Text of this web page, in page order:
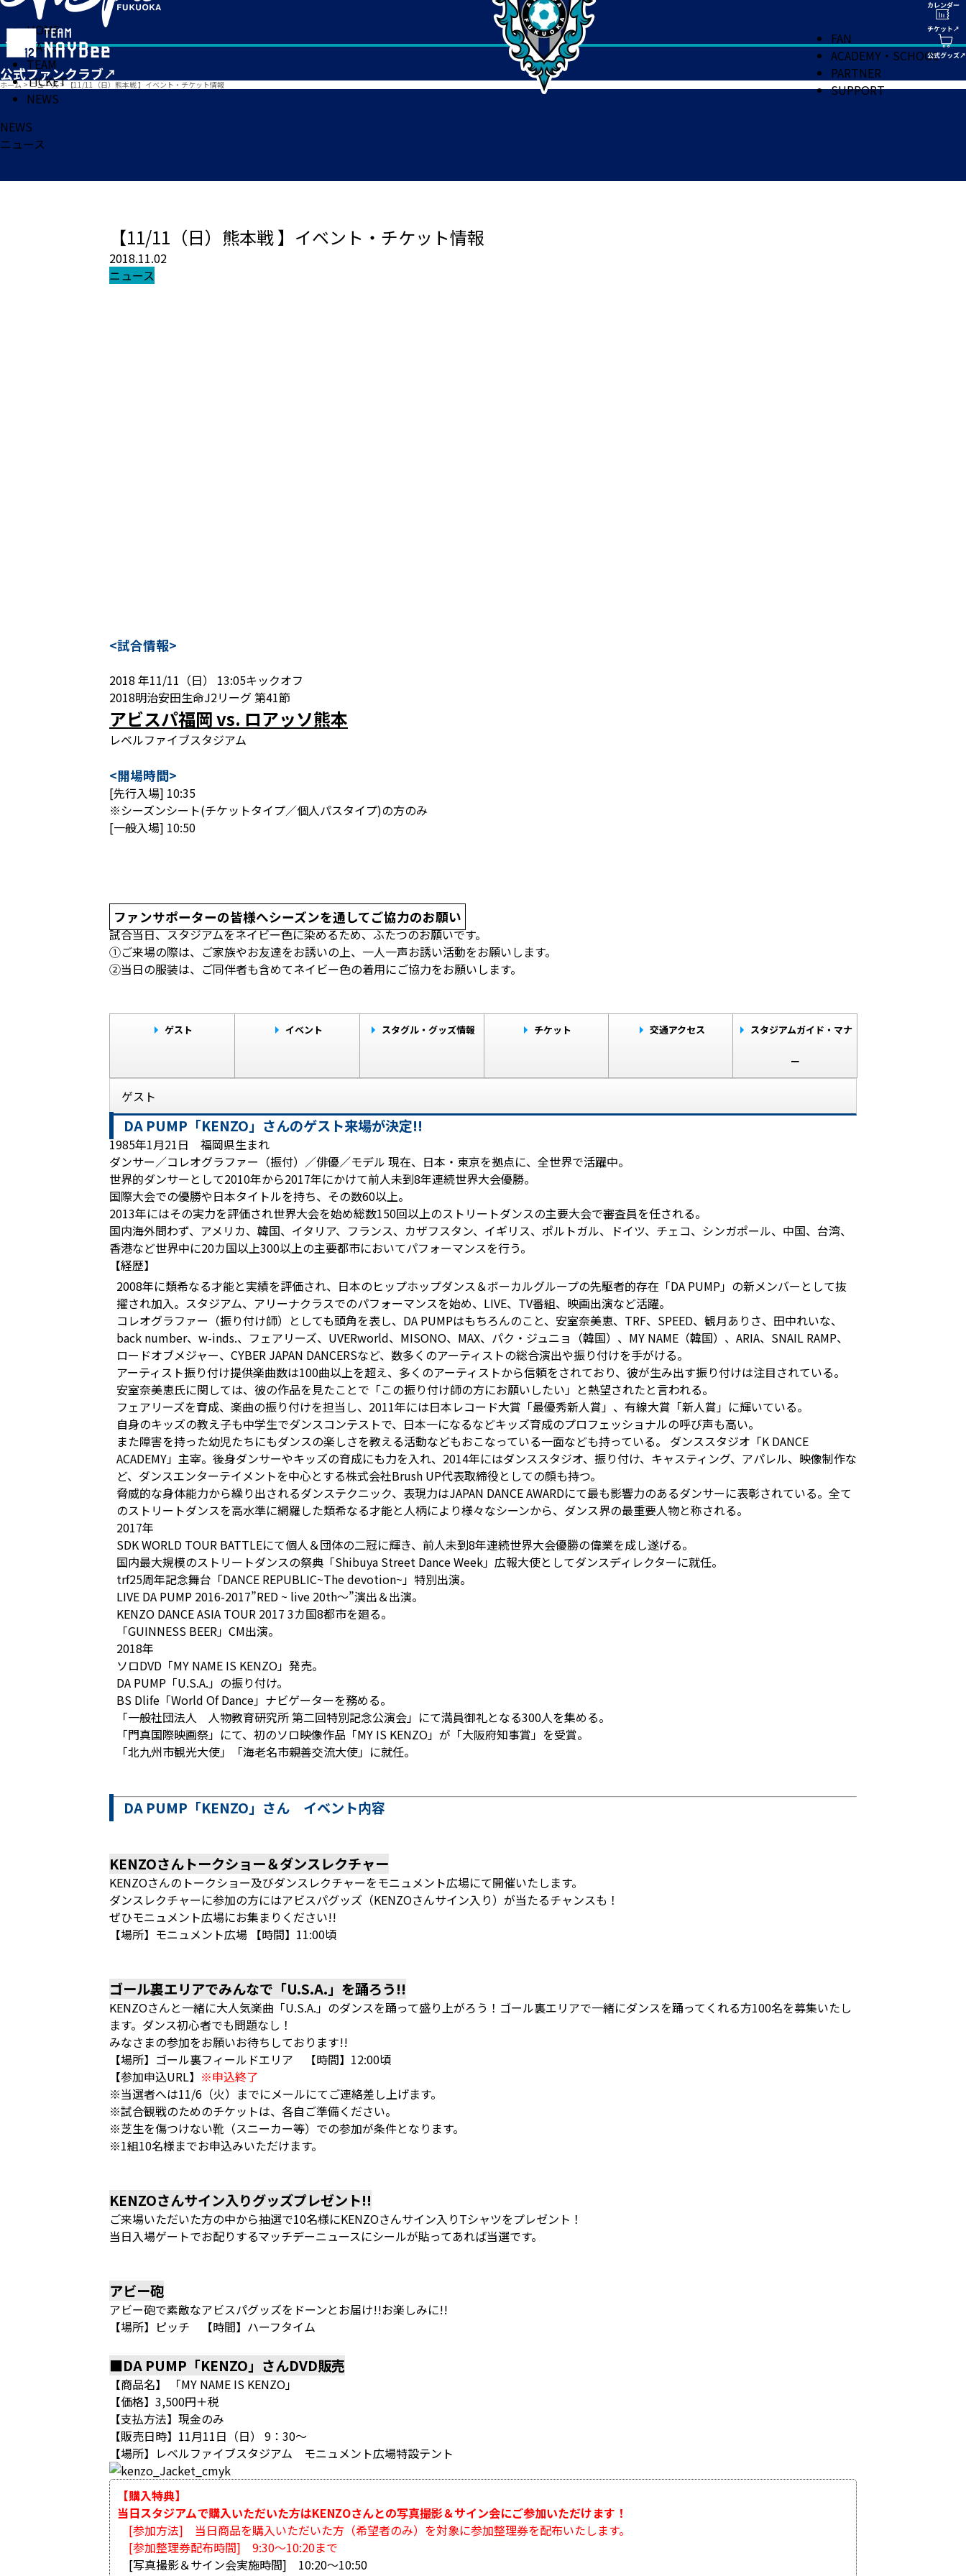
HOME
MATCH
TEAM
TICKET
NEWS
FAN
ACADEMY・SCHOOL
PARTNER
SUPPORT
ホーム > ニュース> 【11/11（日）熊本戦 】イベント・チケット情報
NEWS
ニュース
【11/11（日）熊本戦 】イベント・チケット情報
2018.11.02
ニュース
<試合情報>
2018 年11/11（日） 13:05キックオフ
2018明治安田生命J2リーグ 第41節
アビスパ福岡 vs. ロアッソ熊本
レベルファイブスタジアム
<開場時間>
[先行入場] 10:35
※シーズンシート(チケットタイプ／個人パスタイプ)の方のみ
[一般入場] 10:50
ファンサポーターの皆様へシーズンを通してご協力のお願い
試合当日、スタジアムをネイビー色に染めるため、ふたつのお願いです。
①ご来場の際は、ご家族やお友達をお誘いの上、一人一声お誘い活動をお願いします。
②当日の服装は、ご同伴者も含めてネイビー色の着用にご協力をお願いします。
ゲスト イベント スタグル・グッズ情報 チケット 交通アクセス スタジアムガイド・マナ
ー
ゲスト
DA PUMP「KENZO」さんのゲスト来場が決定!!
1985年1月21日 福岡県生まれ
ダンサー／コレオグラファー（振付）／俳優／モデル 現在、日本・東京を拠点に、全世界で活躍中。
世界的ダンサーとして2010年から2017年にかけて前人未到8年連続世界大会優勝。
国際大会での優勝や日本タイトルを持ち、その数60以上。
2013年にはその実力を評価され世界大会を始め総数150回以上のストリートダンスの主要大会で審査員を任される。
国内海外問わず、アメリカ、韓国、イタリア、フランス、カザフスタン、イギリス、ポルトガル、ドイツ、チェコ、シンガポール、中国、台湾、
香港など世界中に20カ国以上300以上の主要都市においてパフォーマンスを行う。
【経歴】
2008年に類希なる才能と実績を評価され、日本のヒップホップダンス＆ボーカルグループの先駆者的存在「DA PUMP」の新メンバーとして抜
擢され加入。スタジアム、アリーナクラスでのパフォーマンスを始め、LIVE、TV番組、映画出演など活躍。
コレオグラファー（振り付け師）としても頭角を表し、DA PUMPはもちろんのこと、安室奈美恵、TRF、SPEED、観月ありさ、田中れいな、
back number、w-inds.、フェアリーズ、UVERworld、MISONO、MAX、パク・ジュニョ（韓国）、MY NAME（韓国）、ARIA、SNAIL RAMP、
ロードオブメジャー、CYBER JAPAN DANCERSなど、数多くのアーティストの総合演出や振り付けを手がける。
アーティスト振り付け提供楽曲数は100曲以上を超え、多くのアーティストから信頼をされており、彼が生み出す振り付けは注目されている。
安室奈美恵氏に関しては、彼の作品を見たことで「この振り付け師の方にお願いしたい」と熱望されたと言われる。
フェアリーズを育成、楽曲の振り付けを担当し、2011年には日本レコード大賞「最優秀新人賞」、有線大賞「新人賞」に輝いている。
自身のキッズの教え子も中学生でダンスコンテストで、日本一になるなどキッズ育成のプロフェッショナルの呼び声も高い。
また障害を持った幼児たちにもダンスの楽しさを教える活動などもおこなっている一面なども持っている。 ダンススタジオ「K DANCE
ACADEMY」主宰。後身ダンサーやキッズの育成にも力を入れ、2014年にはダンススタジオ、振り付け、キャスティング、アパレル、映像制作な
ど、ダンスエンターテイメントを中心とする株式会社Brush UP代表取締役としての顔も持つ。
脅威的な身体能力から繰り出されるダンステクニック、表現力はJAPAN DANCE AWARDにて最も影響力のあるダンサーに表彰されている。全て
のストリートダンスを高水準に網羅した類希なる才能と人柄により様々なシーンから、ダンス界の最重要人物と称される。
2017年
SDK WORLD TOUR BATTLEにて個人＆団体の二冠に輝き、前人未到8年連続世界大会優勝の偉業を成し遂げる。
国内最大規模のストリートダンスの祭典「Shibuya Street Dance Week」広報大使としてダンスディレクターに就任。
trf25周年記念舞台「DANCE REPUBLIC~The devotion~」特別出演。
LIVE DA PUMP 2016-2017”RED ~ live 20th〜”演出＆出演。
KENZO DANCE ASIA TOUR 2017 3カ国8都市を廻る。
「GUINNESS BEER」CM出演。
2018年
ソロDVD「MY NAME IS KENZO」発売。
DA PUMP「U.S.A.」の振り付け。
BS Dlife「World Of Dance」ナビゲーターを務める。
「一般社団法人 人物教育研究所 第二回特別記念公演会」にて満員御礼となる300人を集める。
「門真国際映画祭」にて、初のソロ映像作品「MY IS KENZO」が「大阪府知事賞」を受賞。
「北九州市観光大使」「海老名市親善交流大使」に就任。
DA PUMP「KENZO」さん イベント内容
KENZOさんトークショー＆ダンスレクチャー
KENZOさんのトークショー及びダンスレクチャーをモニュメント広場にて開催いたします。
ダンスレクチャーに参加の方にはアビスパグッズ（KENZOさんサイン入り）が当たるチャンスも！
ぜひモニュメント広場にお集まりください!!
【場所】モニュメント広場 【時間】11:00頃
ゴール裏エリアでみんなで「U.S.A.」を踊ろう!!
KENZOさんと一緒に大人気楽曲「U.S.A.」のダンスを踊って盛り上がろう！ゴール裏エリアで一緒にダンスを踊ってくれる方100名を募集いたし
ます。ダンス初心者でも問題なし！
みなさまの参加をお願いお待ちしております!!
【場所】ゴール裏フィールドエリア 【時間】12:00頃
【参加申込URL】 ※申込終了
※当選者へは11/6（火）までにメールにてご連絡差し上げます。
※試合観戦のためのチケットは、各自ご準備ください。
※芝生を傷つけない靴（スニーカー等）での参加が条件となります。
※1組10名様までお申込みいただけます。
KENZOさんサイン入りグッズプレゼント!!
ご来場いただいた方の中から抽選で10名様にKENZOさんサイン入りTシャツをプレゼント！
当日入場ゲートでお配りするマッチデーニュースにシールが貼ってあれば当選です。
アビー砲
アビー砲で素敵なアビスパグッズをドーンとお届け!!お楽しみに!!
【場所】ピッチ 【時間】ハーフタイム
■DA PUMP「KENZO」さんDVD販売
【商品名】 「MY NAME IS KENZO」
【価格】3,500円＋税
【支払方法】現金のみ
【販売日時】11月11日（日） 9：30～
【場所】レベルファイブスタジアム モニュメント広場特設テント
【購入特典】
当日スタジアムで購入いただいた方はKENZOさんとの写真撮影＆サイン会にご参加いただけます！
[参加方法] 当日商品を購入いただいた方（希望者のみ）を対象に参加整理券を配布いたします。
[参加整理券配布時間] 9:30～10:20まで
[写真撮影＆サイン会実施時間] 10:20～10:50